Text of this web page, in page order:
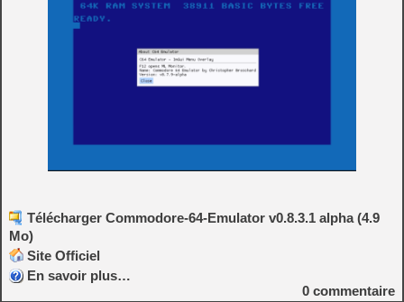
Télécharger Commodore-64-Emulator v0.8.3.1 alpha (4.9
Mo)
Site Officiel
En savoir plus…
0 commentaire